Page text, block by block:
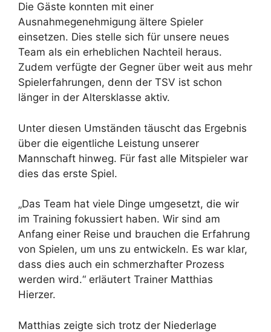
Die Gäste konnten mit einer
Ausnahmegenehmigung ältere Spieler
einsetzen. Dies stelle sich für unsere neues
Team als ein erheblichen Nachteil heraus.
Zudem verfügte der Gegner über weit aus mehr
Spielerfahrungen, denn der TSV ist schon
länger in der Altersklasse aktiv.
Unter diesen Umständen täuscht das Ergebnis
über die eigentliche Leistung unserer
Mannschaft hinweg. Für fast alle Mitspieler war
dies das erste Spiel.
„Das Team hat viele Dinge umgesetzt, die wir
im Training fokussiert haben. Wir sind am
Anfang einer Reise und brauchen die Erfahrung
von Spielen, um uns zu entwickeln. Es war klar,
dass dies auch ein schmerzhafter Prozess
werden wird.“ erläutert Trainer Matthias
Hierzer.
Matthias zeigte sich trotz der Niederlage